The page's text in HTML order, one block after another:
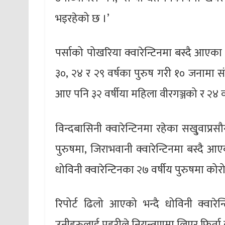
भइरहेको छ ।’
पर्साको पोखरिया क्वारेन्टिनमा बस्दै
३०, २४ र २९ वर्षका पुरुष गरी १० जनामा
आए पनि ३२ वर्षीया महिला वीरगञ्जको र
विन्दबासिनी क्वारेन्टिनमा रहेका
पुरुषमा, जिराभवानी क्वारेन्टिनमा बस्दै
धोविनी क्वारेन्टिनका २७ वर्षीय पुरुषमा
रिपोर्ट ढिलो आएको भन्दै धोविनी